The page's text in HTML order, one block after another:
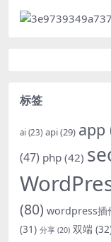
标签
ai (23) api(29) app
(47) php (42)
(80) wordpress插
(31) 分享 (20) 双端